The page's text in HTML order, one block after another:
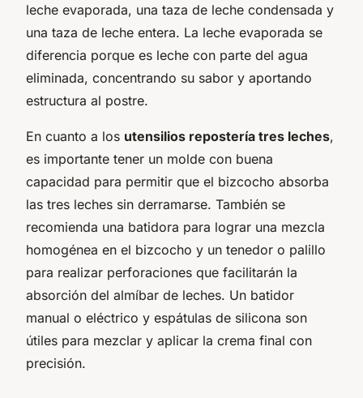
leche evaporada, una taza de leche condensada y
una taza de leche entera. La leche evaporada se
diferencia porque es leche con parte del agua
eliminada, concentrando su sabor y aportando
estructura al postre.
En cuanto a los utensilios repostería tres leches,
es importante tener un molde con buena
capacidad para permitir que el bizcocho absorba
las tres leches sin derramarse. También se
recomienda una batidora para lograr una mezcla
homogénea en el bizcocho y un tenedor o palillo
para realizar perforaciones que facilitarán la
absorción del almíbar de leches. Un batidor
manual o eléctrico y espátulas de silicona son
útiles para mezclar y aplicar la crema final con
precisión.